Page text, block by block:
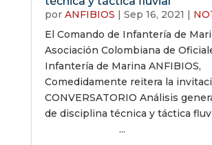
por ANFIBIOS | Sep 16, 2021 |
El Comando de Infantería de
Asociación Colombiana de
Infantería de Marina ANFIBIOS,
Comedidamente reitera la
CONVERSATORIO Análisis
de disciplina técnica y
...